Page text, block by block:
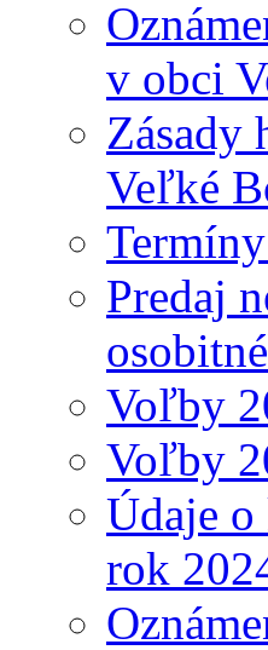
v obci
Zásady
Veľké
Predaj
Voľby
Voľby
Údaje o
rok